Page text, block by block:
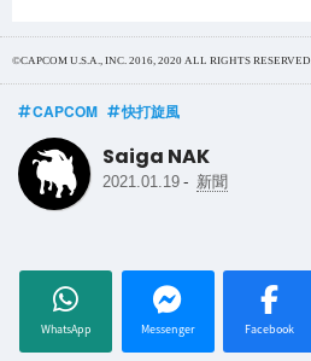
©CAPCOM U.S.A., INC. 2016, 2020 ALL RIGHTS RESERVED.
CAPCOM 快打旋風
Saiga NAK
2021.01.19 - 新聞
WhatsApp Messenger Facebook